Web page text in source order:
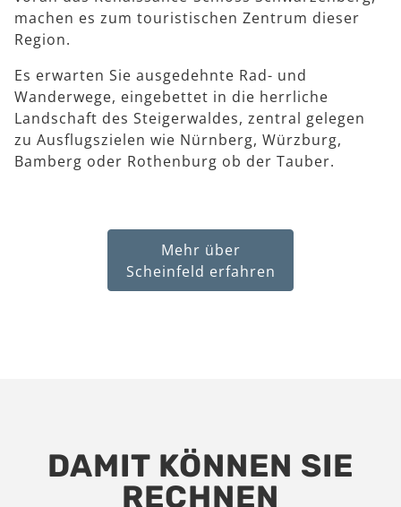
machen es zum touristischen Zentrum dieser
Region.
Es erwarten Sie ausgedehnte Rad- und
Wanderwege, eingebettet in die herrliche
Landschaft des Steigerwaldes, zentral gelegen
zu Ausflugszielen wie Nürnberg, Würzburg,
Bamberg oder Rothenburg ob der Tauber.
Mehr über
Scheinfeld erfahren
DAMIT KÖNNEN SIE
RECHNEN